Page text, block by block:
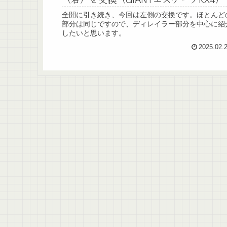
全開に引き続き、今回は左側の交換です。ほとんど
部分は同じですので、ディレイラー部分を中心に紹
したいと思います。